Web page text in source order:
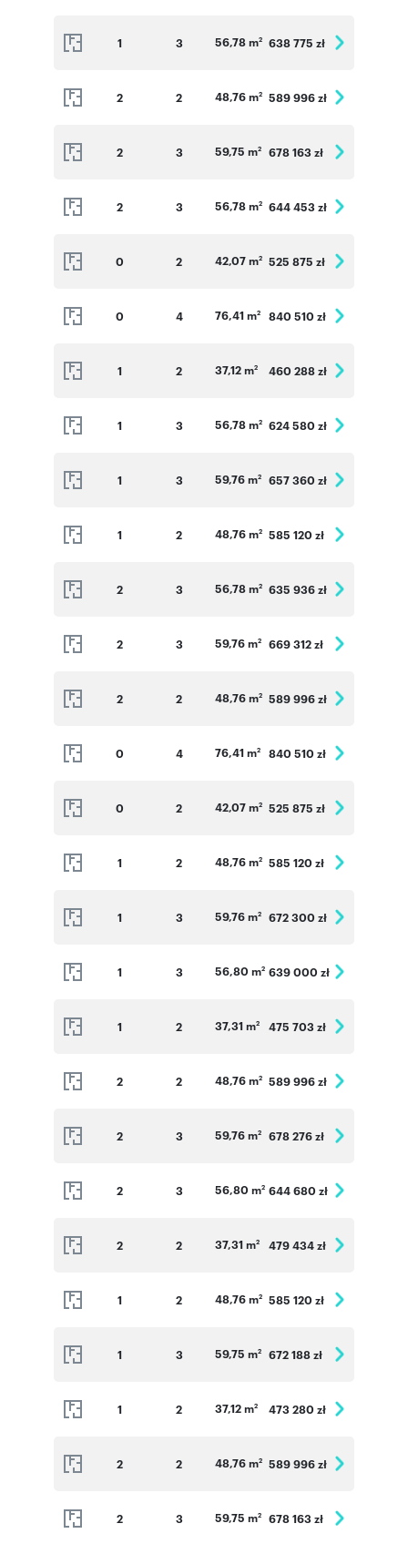
1 3 56,78 m2 638 775 zł
2 2 48,76 m2 589 996 zł
2 3 59,75 m2 678 163 zł
2 3 56,78 m2 644 453 zł
0 2 42,07 m2 525 875 zł
0 4 76,41 m2 840 510 zł
1 2 37,12 m2 460 288 zł
1 3 56,78 m2 624 580 zł
1 3 59,76 m2 657 360 zł
1 2 48,76 m2 585 120 zł
2 3 56,78 m2 635 936 zł
2 3 59,76 m2 669 312 zł
2 2 48,76 m2 589 996 zł
0 4 76,41 m2 840 510 zł
0 2 42,07 m2 525 875 zł
1 2 48,76 m2 585 120 zł
1 3 59,76 m2 672 300 zł
1 3 56,80 m2 639 000 zł
1 2 37,31 m2 475 703 zł
2 2 48,76 m2 589 996 zł
2 3 59,76 m2 678 276 zł
2 3 56,80 m2 644 680 zł
2 2 37,31 m2 479 434 zł
1 2 48,76 m2 585 120 zł
1 3 59,75 m2 672 188 zł
1 2 37,12 m2 473 280 zł
2 2 48,76 m2 589 996 zł
2 3 59,75 m2 678 163 zł